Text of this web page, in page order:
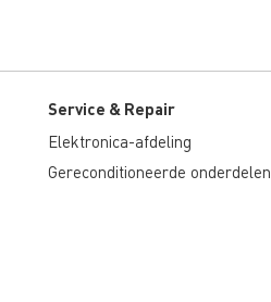
Service & Repair
Elektronica-afdeling
Gereconditioneerde onderdelen